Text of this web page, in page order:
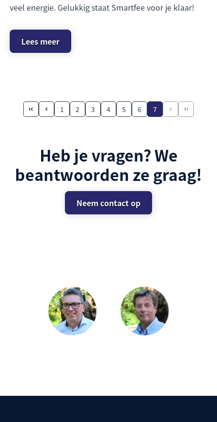
veel energie. Gelukkig staat Smartfee voor je klaar!
Lees meer
1 2 3 4 5 6 7
Heb je vragen? We
beantwoorden ze graag!
Neem contact op